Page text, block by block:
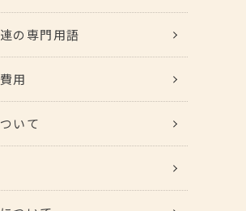
の専門用語
用
いて